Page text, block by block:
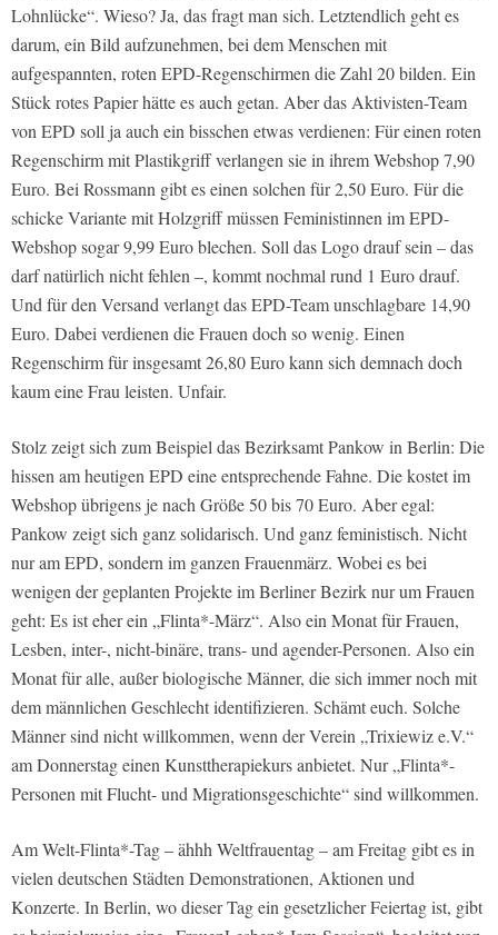
Lohnlücke“. Wieso? Ja, das fragt man sich. Letztendlich geht es
darum, ein Bild aufzunehmen, bei dem Menschen mit
aufgespannten, roten EPD-Regenschirmen die Zahl 20 bilden. Ein
Stück rotes Papier hätte es auch getan. Aber das Aktivisten-Team
von EPD soll ja auch ein bisschen etwas verdienen: Für einen roten
Regenschirm mit Plastikgriff verlangen sie in ihrem Webshop 7,90
Euro. Bei Rossmann gibt es einen solchen für 2,50 Euro. Für die
schicke Variante mit Holzgriff müssen Feministinnen im EPD-
Webshop sogar 9,99 Euro blechen. Soll das Logo drauf sein – das
darf natürlich nicht fehlen –, kommt nochmal rund 1 Euro drauf.
Und für den Versand verlangt das EPD-Team unschlagbare 14,90
Euro. Dabei verdienen die Frauen doch so wenig. Einen
Regenschirm für insgesamt 26,80 Euro kann sich demnach doch
kaum eine Frau leisten. Unfair.
Stolz zeigt sich zum Beispiel das Bezirksamt Pankow in Berlin: Die
hissen am heutigen EPD eine entsprechende Fahne. Die kostet im
Webshop übrigens je nach Größe 50 bis 70 Euro. Aber egal:
Pankow zeigt sich ganz solidarisch. Und ganz feministisch. Nicht
nur am EPD, sondern im ganzen Frauenmärz. Wobei es bei
wenigen der geplanten Projekte im Berliner Bezirk nur um Frauen
geht: Es ist eher ein „Flinta*-März“. Also ein Monat für Frauen,
Lesben, inter-, nicht-binäre, trans- und agender-Personen. Also ein
Monat für alle, außer biologische Männer, die sich immer noch mit
dem männlichen Geschlecht identifizieren. Schämt euch. Solche
Männer sind nicht willkommen, wenn der Verein „Trixiewiz e.V.“
am Donnerstag einen Kunsttherapiekurs anbietet. Nur „Flinta*-
Personen mit Flucht- und Migrationsgeschichte“ sind willkommen.
Am Welt-Flinta*-Tag – ähhh Weltfrauentag – am Freitag gibt es in
vielen deutschen Städten Demonstrationen, Aktionen und
Konzerte. In Berlin, wo dieser Tag ein gesetzlicher Feiertag ist, gibt